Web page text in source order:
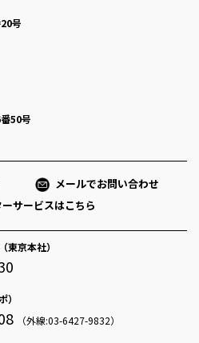
号
50号
メールでお問い合わせ
サービスはこちら
東京本社）
（外線:03-6427-9832）